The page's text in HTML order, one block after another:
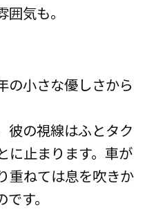
気も。
の小さな優しさから
彼の視線はふとタク
に止まります。車が
重ねては息を吹きか
す。